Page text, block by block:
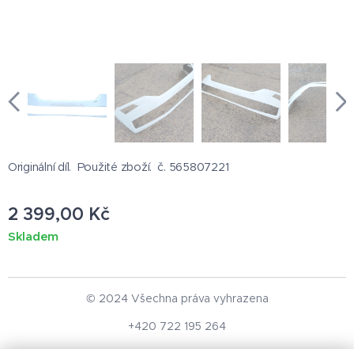
Originální díl. Použité zboží. č. 565807221
2 399,00 Kč
Skladem
© 2024 Všechna práva vyhrazena
+420 722 195 264